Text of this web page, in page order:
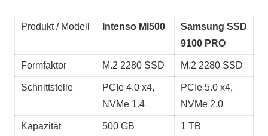
Produkt / Modell Intenso MI500
Samsung SSD
9100 PRO
Formfaktor M.2 2280 SSD M.2 2280 SSD
Schnittstelle
PCIe 4.0 x4,
NVMe 1.4
PCIe 5.0 x4,
NVMe 2.0
Kapazität
500 GB
1 TB